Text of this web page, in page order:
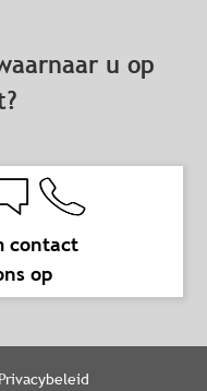
u op
contact
op
Privacybeleid